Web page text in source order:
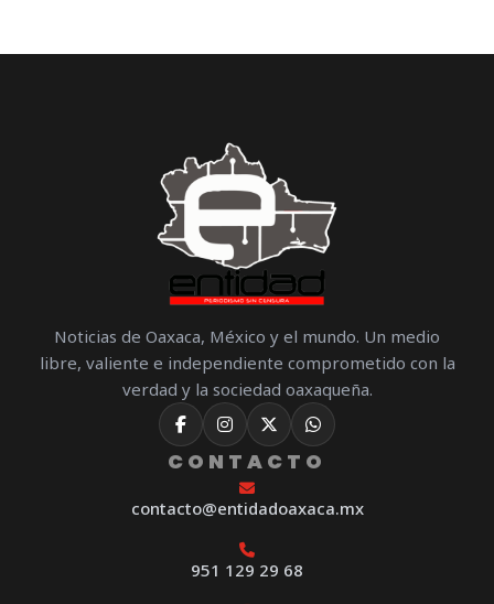
Noticias de Oaxaca, México y el mundo. Un medio
libre, valiente e independiente comprometido con la
verdad y la sociedad oaxaqueña.
CONTACTO
contacto@entidadoaxaca.mx
951 129 29 68